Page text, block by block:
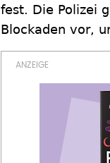
fest. Die Polizei
Blockaden vor,